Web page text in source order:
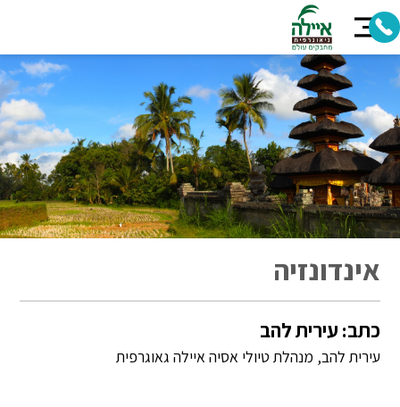
אינדונזיה
כתב: עירית להב
עירית להב, מנהלת טיולי אסיה איילה גאוגרפית